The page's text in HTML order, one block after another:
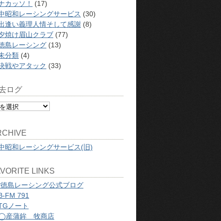
カッソ！
(17)
昭和レーシングサービス (30)
逢い義理人情そして感謝 (8)
焼け眉山クラブ (77)
島レーシング (13)
分類 (4)
戦やアタック (33)
ログ
昭和レーシングサービス(旧)
LINKS
島レーシング公式ブログ
FM 791
ノート
産蒲鉾 牧商店